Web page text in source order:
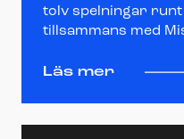
tolv spelningar runt
tillsammans med
Läs mer